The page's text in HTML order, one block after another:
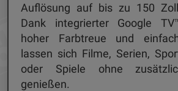
Auflösung auf bis zu 150 Zoll
Dank integrierter Google
hoher Farbtreue und
lassen sich Filme, Serien,
oder Spiele ohne
genießen.